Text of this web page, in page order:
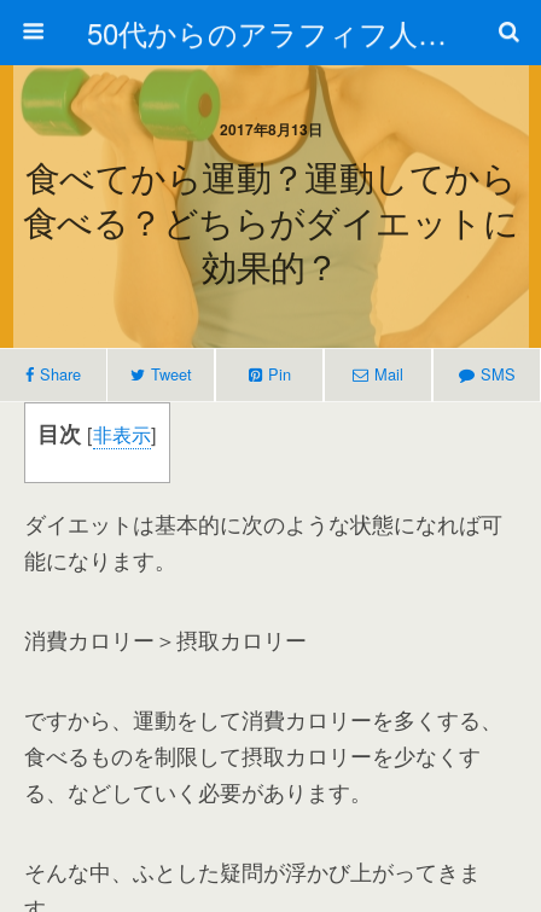
50代からのアラフィフ人生の楽しみ方
2017年8月13日
食べてから運動？運動してから
食べる？どちらがダイエットに
効果的？
Share Tweet Pin Mail SMS
目次 [非表示]
ダイエットは基本的に次のような状態になれば可
能になります。
消費カロリー＞摂取カロリー
ですから、運動をして消費カロリーを多くする、
食べるものを制限して摂取カロリーを少なくす
る、などしていく必要があります。
そんな中、ふとした疑問が浮かび上がってきま